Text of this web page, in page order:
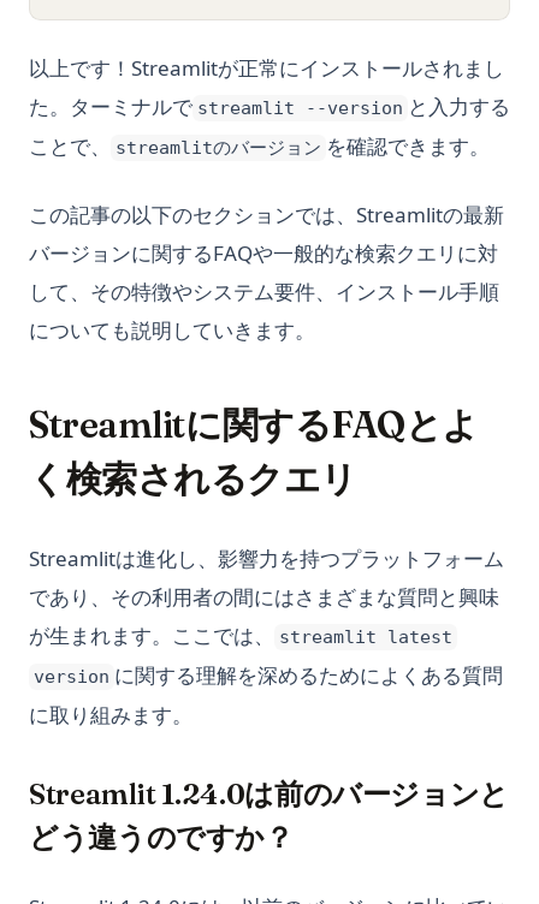
以上です！Streamlitが正常にインストールされまし
た。ターミナルで streamlit --version と入力する
ことで、
streamlitのバージョン を確認できます。
この記事の以下のセクションでは、Streamlitの最新
バージョンに関するFAQや一般的な検索クエリに対
して、その特徴やシステム要件、インストール手順
についても説明していきます。
Streamlitに関するFAQとよ
く検索されるクエリ
Streamlitは進化し、影響力を持つプラットフォーム
であり、その利用者の間にはさまざまな質問と興味
が生まれます。ここでは、
streamlit latest
version に関する理解を深めるためによくある質問
に取り組みます。
Streamlit 1.24.0は前のバージョンと
どう違うのですか？